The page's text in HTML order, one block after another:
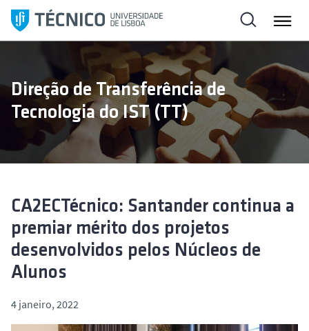
l
a
Direção de Transferência de
Tecnologia do IST (TT)
CA2ECTécnico: Santander continua a
premiar mérito dos projetos
desenvolvidos pelos Núcleos de
Alunos
4 janeiro, 2022